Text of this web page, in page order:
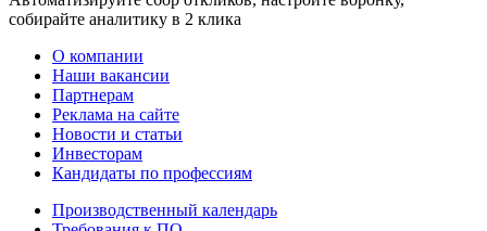
собирайте аналитику в 2 клика
О компании
Наши вакансии
Партнерам
Реклама на сайте
Новости и статьи
Инвесторам
Кандидаты по профессиям
Производственный календарь